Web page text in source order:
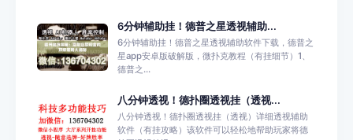
6分钟辅助挂！德普之星透视辅助...
6分钟辅助挂！德普之星透视辅助软件下载，德普之
星app安卓版破解版，微扑克教程（有挂细节）1、
德普之...
八分钟透视！德扑圈透视挂（透视...
八分钟透视！德扑圈透视挂（透视）详细透视辅助
软件（有挂攻略）该软件可以轻松地帮助玩家将德